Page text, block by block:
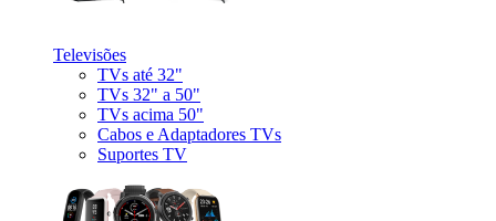
Televisões
TVs até 32"
TVs 32" a 50"
TVs acima 50"
Cabos e Adaptadores TVs
Suportes TV